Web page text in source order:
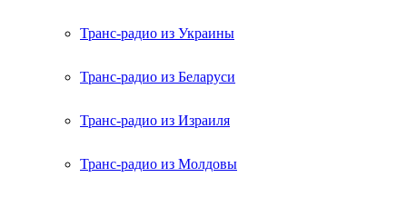
Транс-радио из Украины
Транс-радио из Беларуси
Транс-радио из Израиля
Транс-радио из Молдовы